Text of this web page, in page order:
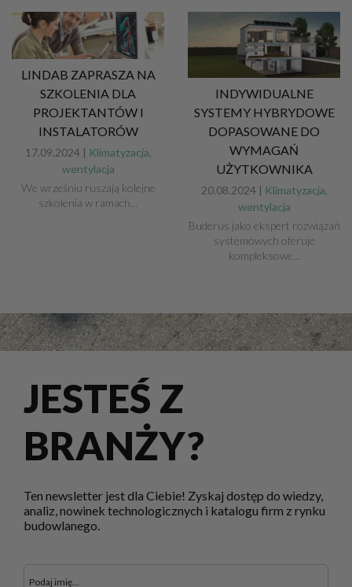
LINDAB ZAPRASZA NA
SZKOLENIA DLA
PROJEKTANTÓW I
INSTALATORÓW
17.09.2024 | Klimatyzacja,
wentylacja
We wrześniu ruszają kolejne
szkolenia w ramach...
INDYWIDUALNE
SYSTEMY HYBRYDOWE
DOPASOWANE DO
WYMAGAŃ
UŻYTKOWNIKA
20.08.2024 |
Klimatyzacja,
wentylacja
Buderus jako ekspert rozwiązań
systemowych oferuje
kompleksowe...
JESTEŚ Z
BRANŻY?
Ten newsletter jest dla Ciebie! Zyskaj dostęp do wiedzy,
analiz, nowinek technologicznych i katalogu firm z rynku
budowlanego.